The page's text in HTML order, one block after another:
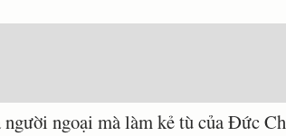
ngoại mà làm kẻ tù của Ðức